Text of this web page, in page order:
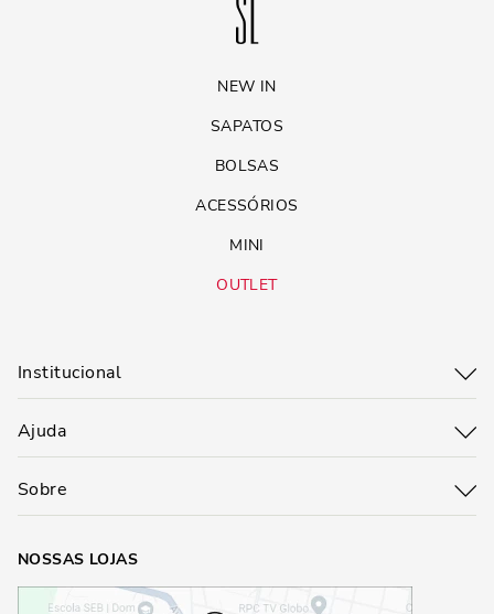
NEW IN
SAPATOS
BOLSAS
ACESSÓRIOS
MINI
OUTLET
Institucional
Ajuda
Sobre
NOSSAS LOJAS